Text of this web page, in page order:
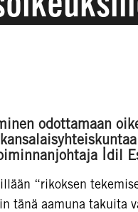
odottamaan
İdil
“rikoksen
tänä aamuna takuita